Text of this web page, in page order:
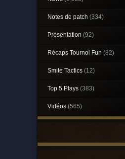
Notes de patch (334)
Présentation (92)
Récaps Tournoi Fun (82)
Smite Tactics (12)
Top 5 Plays (383)
Vidéos (565)